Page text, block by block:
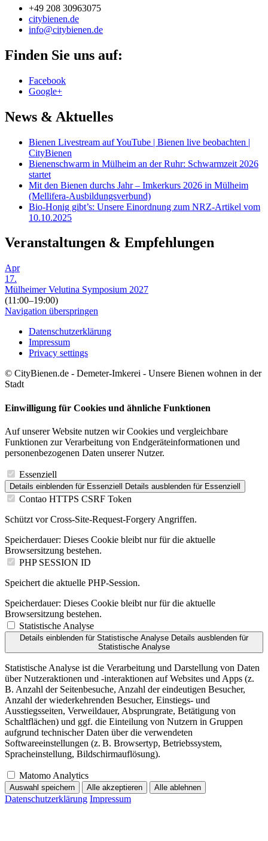
+49 208 30963075
citybienen.de
info@citybienen.de
Finden Sie uns auf:
Facebook
Google+
News & Aktuelles
Bienen Livestream auf YouTube | Bienen live beobachten |
CityBienen
Bienenschwarm in Mülheim an der Ruhr: Schwarmzeit 2026
startet
Mit den Bienen durchs Jahr – Imkerkurs 2026 in Mülheim
(Mellifera-Ausbildungsverbund)
Bio-Honig gibt’s: Unsere Einordnung zum NRZ-Artikel vom
10.10.2025
Veranstaltungen & Empfehlungen
Apr
17.
Mülheimer Velutina Symposium 2027
(11:00–19:00)
Navigation überspringen
Datenschutzerklärung
Impressum
Privacy settings
© CityBienen.de - Demeter-Imkerei - Unsere Bienen wohnen in der
Stadt
Einwilligung für Cookies und ähnliche Funktionen
Auf unserer Website nutzen wir Cookies und vergleichbare
Funktionen zur Verarbeitung von Endgeräteinformationen und
personenbezogenen Daten unserer Nutzer.
Essenziell
Details einblenden für Essenziell Details ausblenden für Essenziell
Contao HTTPS CSRF Token
Schützt vor Cross-Site-Request-Forgery Angriffen.
Speicherdauer: Dieses Cookie bleibt nur für die aktuelle
Browsersitzung bestehen.
PHP SESSION ID
Speichert die aktuelle PHP-Session.
Speicherdauer: Dieses Cookie bleibt nur für die aktuelle
Browsersitzung bestehen.
Statistische Analyse
Details einblenden für Statistische Analyse Details ausblenden für
Statistische Analyse
Statistische Analyse ist die Verarbeitung und Darstellung von Daten
über Nutzeraktionen und -interaktionen auf Websites und Apps (z.
B. Anzahl der Seitenbesuche, Anzahl der eindeutigen Besucher,
Anzahl der wiederkehrenden Besucher, Einstiegs- und
Ausstiegsseiten, Verweildauer, Absprungrate, Betätigung von
Schaltflächen) und ggf. die Einteilung von Nutzern in Gruppen
aufgrund technischer Daten über die verwendeten
Softwareeinstellungen (z. B. Browsertyp, Betriebssystem,
Spracheinstellung, Bildschirmauflösung).
Matomo Analytics
Auswahl speichern Alle akzeptieren Alle ablehnen
Datenschutzerklärung Impressum